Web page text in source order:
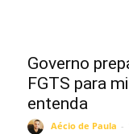
Governo
FGTS para
entenda
Aécio de Paula -